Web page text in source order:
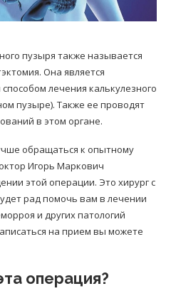
пузыря также называется
Она является
лечения калькулезного
пузыре). Также ее проводят
в этом органе.
обращаться к опытному
Игорь Маркович
этой операции. Это хирург с
рад помочь вам в лечении
и других патологий
на прием вы можете
операция?